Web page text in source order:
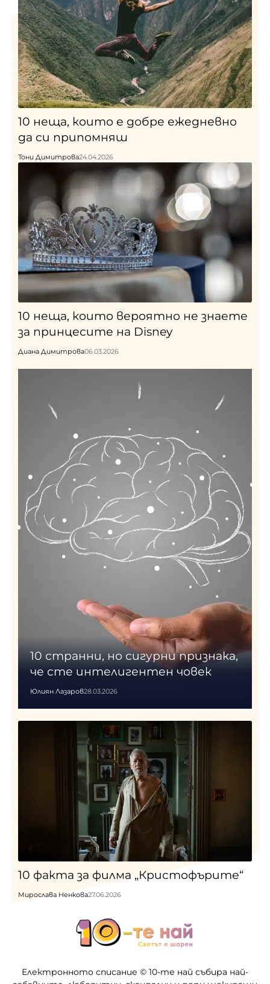
10 неща, които е добре ежедневно
да си припомняш
Тони Димитрова24.04.2026
10 неща, които вероятно не знаете
за принцесите на Disney
Диана Димитрова06.03.2026
10 странни, но сигурни признака,
че сте интелигентен човек
Юлиян Лазаров28.03.2026
10 факта за филма „Кристофърите“
Мирослава Ненкова27.06.2026
Електронното списание © 10-те най събира най-